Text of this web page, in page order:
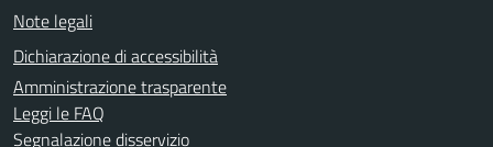
Note legali
Dichiarazione di accessibilità
Amministrazione trasparente
Leggi le FAQ
Segnalazione disservizio